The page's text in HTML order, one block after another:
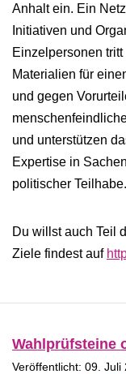
Anhalt ein. Ein
Initiativen und
Einzelpersonen
Materialien für
und gegen
und unterstützen
Expertise in
politischer Teilhabe.
Du willst auch Teil
Ziele findest auf
Wahlprüfsteine
Veröffentlicht: 09. Juli